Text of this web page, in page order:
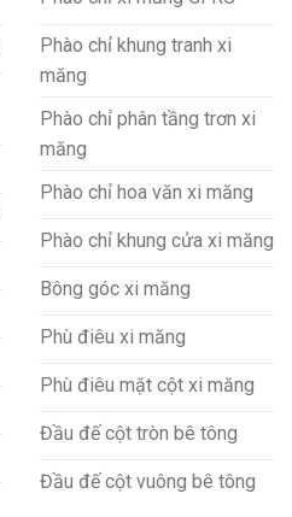
Phào chỉ khung tranh xi
măng
Phào chỉ phân tầng trơn xi
măng
Phào chỉ hoa văn xi măng
Phào chỉ khung cửa xi măng
Bông góc xi măng
Phù điêu xi măng
Phù điêu mặt cột xi măng
Đầu đế cột tròn bê tông
Đầu đế cột vuông bê tông